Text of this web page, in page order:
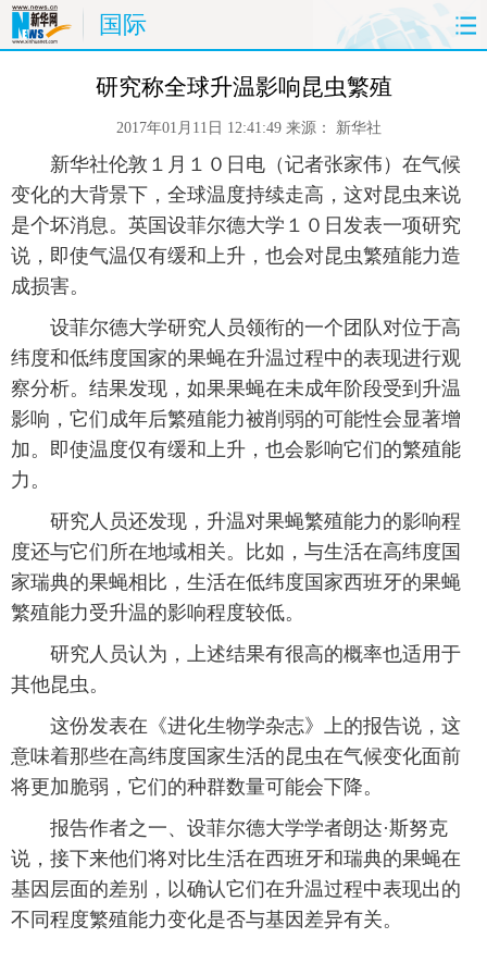
国际
时政 国际
体育 人事
时尚 思客 地方 法治
港澳 台湾 华人 汽车
科技
图片 视频 彩票 食品
旅游 健康 信息化 数据
富媒体 摄影 新华广播
新华电视中文 新华电视英文 返回PC
研究称全球升温影响昆虫繁殖
2017年01月11日 12:41:49 来源： 新华社
新华社伦敦１月１０日电（记者张家伟）在气候
变化的大背景下，全球温度持续走高，这对昆虫来说
是个坏消息。英国设菲尔德大学１０日发表一项研究
说，即使气温仅有缓和上升，也会对昆虫繁殖能力造
成损害。
设菲尔德大学研究人员领衔的一个团队对位于高
纬度和低纬度国家的果蝇在升温过程中的表现进行观
察分析。结果发现，如果果蝇在未成年阶段受到升温
影响，它们成年后繁殖能力被削弱的可能性会显著增
加。即使温度仅有缓和上升，也会影响它们的繁殖能
力。
研究人员还发现，升温对果蝇繁殖能力的影响程
度还与它们所在地域相关。比如，与生活在高纬度国
家瑞典的果蝇相比，生活在低纬度国家西班牙的果蝇
繁殖能力受升温的影响程度较低。
研究人员认为，上述结果有很高的概率也适用于
其他昆虫。
这份发表在《进化生物学杂志》上的报告说，这
意味着那些在高纬度国家生活的昆虫在气候变化面前
将更加脆弱，它们的种群数量可能会下降。
报告作者之一、设菲尔德大学学者朗达·斯努克
说，接下来他们将对比生活在西班牙和瑞典的果蝇在
基因层面的差别，以确认它们在升温过程中表现出的
不同程度繁殖能力变化是否与基因差异有关。